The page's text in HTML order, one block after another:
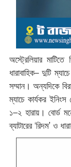
অস্ট্রেলিয়ার
ধারাবাহিক– দুটি
সম্মান। অন্যদিকে
ম্যাচে কার্যকর
১–২ হারায়। বোর্ড
ব্যাটারের ‘রিদম’ ও